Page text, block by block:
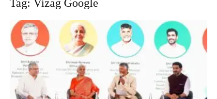
Tag: Vizag Google